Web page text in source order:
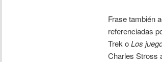
Frase también
referenciadas
Trek oLos
Charles Stross